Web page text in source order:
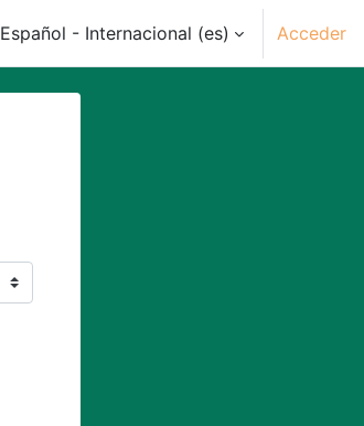
Español - Internacional ‎(es)‎ Acceder